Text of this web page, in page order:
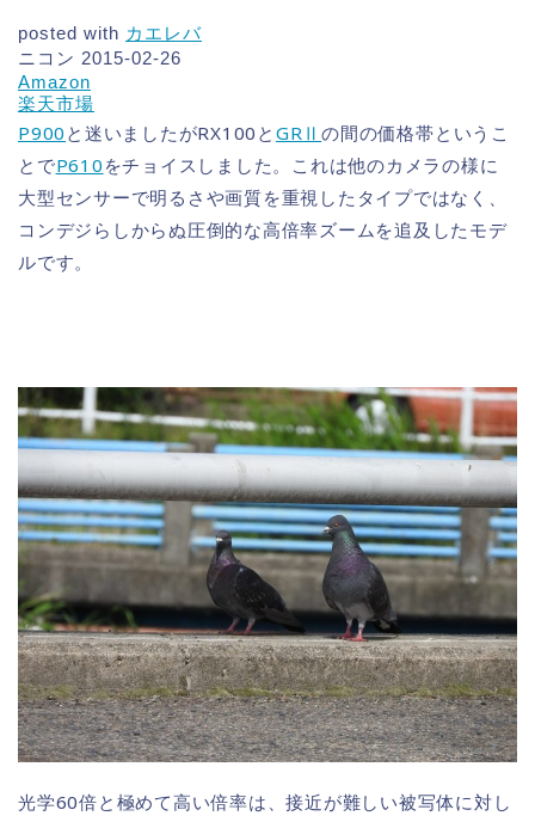
posted with カエレバ
ニコン 2015-02-26
Amazon
楽天市場
P900 と迷いましたがRX100と GRⅡの間の価格帯というこ
とでP610 をチョイスしました。これは他のカメラの様に
大型センサーで明るさや画質を重視したタイプではなく、
コンデジらしからぬ圧倒的な高倍率ズームを追及したモデ
ルです。
光学60倍と極めて高い倍率は、接近が難しい被写体に対し